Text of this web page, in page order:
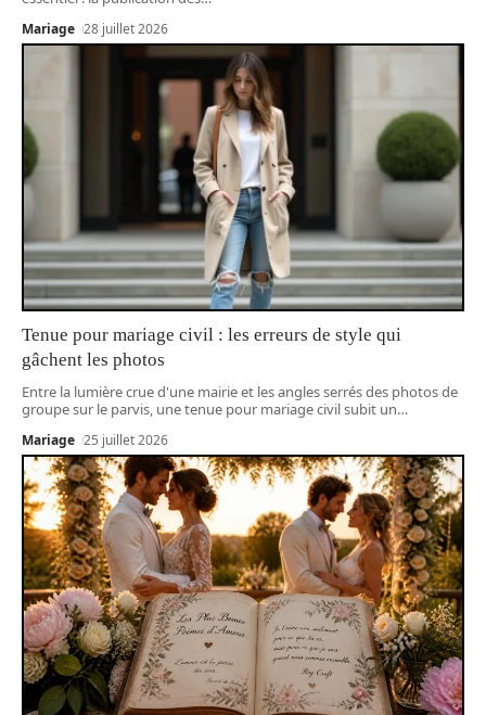
Mariage 28 juillet 2026
Tenue pour mariage civil : les erreurs de style qui
gâchent les photos
Entre la lumière crue d'une mairie et les angles serrés des photos de
groupe sur le parvis, une tenue pour mariage civil subit un…
Mariage 25 juillet 2026